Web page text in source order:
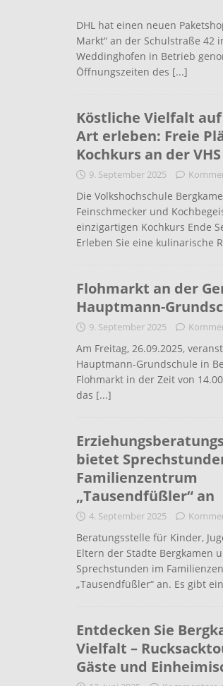
DHL hat einen neuen
Markt“ an der Schulstraße 42
Weddinghofen in Betrieb
Öffnungszeiten des [...]
Köstliche Vielfalt
Art erleben: Freie
Kochkurs an der
9. September 2025
Die Volkshochschule
Feinschmecker und
einzigartigen Kochkurs Ende
Erleben Sie eine kulinarische
Flohmarkt an der
Hauptmann-
9. September 2025
Am Freitag, 26.09.2025,
Hauptmann-Grundschule in
Flohmarkt in der Zeit von
das [...]
bietet
Familienzentrum
„Tausendfüßler“ an
4. September 2025
Beratungsstelle für Kinder,
Eltern der Städte Bergkamen
Sprechstunden im
„Tausendfüßler“ an. Es gibt
Entdecken Sie
Vielfalt –
Gäste und